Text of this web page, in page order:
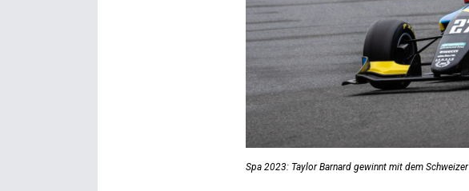
Spa 2023: Taylor Barnard gewinnt mit dem